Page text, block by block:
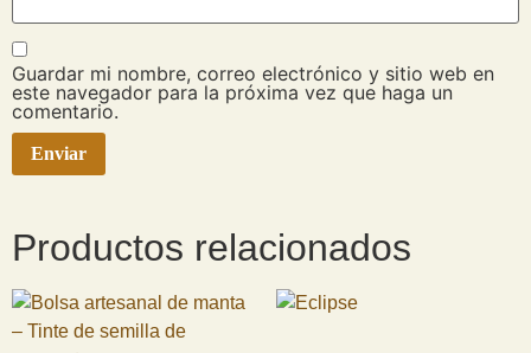
Guardar mi nombre, correo electrónico y sitio web en
este navegador para la próxima vez que haga un
comentario.
Productos relacionados